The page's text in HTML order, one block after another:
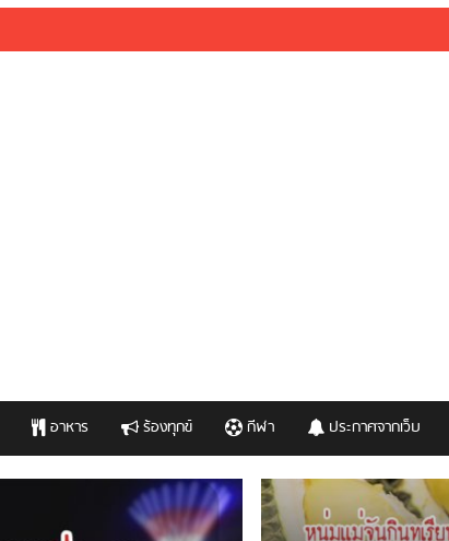
อาหาร ร้องทุกข์ กีฬา ประกาศจากเว็บ